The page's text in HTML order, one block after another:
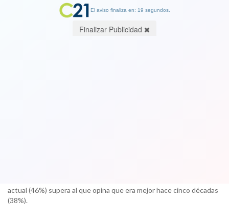
actual (46%) supera al que opina que era mejor hace cinco décadas
(38%).
El aviso finaliza en: 19 segundos.
Finalizar Publicidad